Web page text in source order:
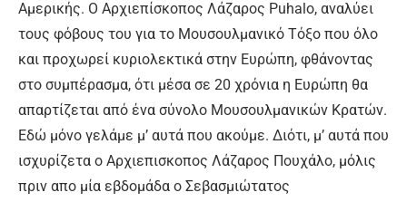
Αμερικής. Ο Αρχιεπίσκοπος Λάζαρος Puhalo, αναλύει
τους φόβους του για το Μουσουλμανικό Τόξο που όλο
και προχωρεί κυριολεκτικά στην Ευρώπη, φθάνοντας
στο συμπέρασμα, ότι μέσα σε 20 χρόνια η Ευρώπη θα
απαρτίζεται από ένα σύνολο Μουσουλμανικών Κρατών.
Εδώ μόνο γελάμε μ’ αυτά που ακούμε. Διότι, μ’ αυτά που
ισχυρίζετα ο Αρχιεπισκοπος Λάζαρος Πουχάλο, μόλις
πριν απο μία εβδομάδα ο Σεβασμιώτατος